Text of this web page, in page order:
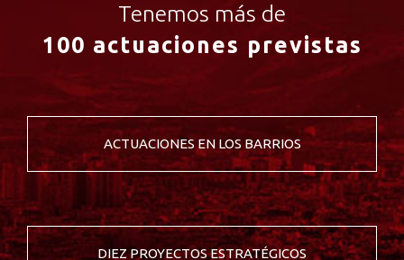
Tenemos más de
100 actuaciones previstas
ACTUACIONES EN LOS BARRIOS
DIEZ PROYECTOS ESTRATÉGICOS